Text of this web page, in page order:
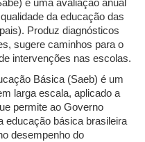
da educação das
Produz diagnósticos
sugere caminhos para o
intervenções nas escolas.
Básica (Saeb) é um
larga escala, aplicado a
permite ao Governo
educação básica brasileira
desempenho do